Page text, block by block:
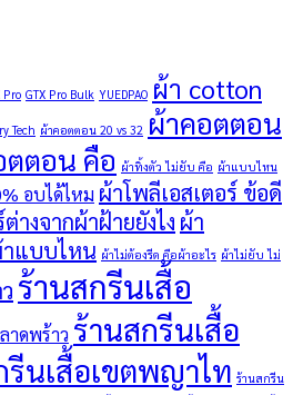
Pro GTX Pro Bulk YUEDPAO ผ้า cotton
Tech ผ้าคอตตอน 20 vs 32 ผ้าคอตตอน
ตตอน คือ ผ้าทิ้งตัว ไม่ยับ คือ ผ้าแบบไหน
อบได้ไหม ผ้าโพลีเอสเตอร์ ข้อดี
างจากผ้าฝ้ายยังไง ผ้า
าแบบไหน ผ้าไม่ต้องรีด คือผ้าอะไร ผ้าไม่ยับ ไม่
ร้านสกรีนเสื้อ
าดพร้าว ร้านสกรีนเสื้อ
รีนเสื้อเขตพญาไท ร้านสกรีน